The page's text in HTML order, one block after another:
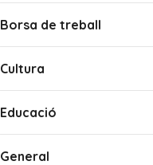
Borsa de treball
Cultura
Educació
General